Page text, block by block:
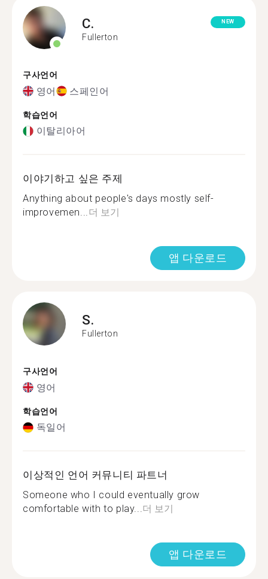
C.
Fullerton
NEW
구사언어
영어 스페인어
학습언어
이탈리아어
이야기하고 싶은 주제
Anything about people's days mostly self-
improvemen...더 보기
앱 다운로드
S.
Fullerton
구사언어
영어
학습언어
독일어
이상적인 언어 커뮤니티 파트너
Someone who I could eventually grow
comfortable with to play...더 보기
앱 다운로드